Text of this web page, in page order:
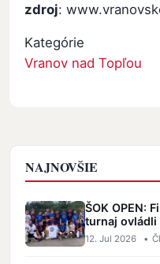
zdroj:
Kategórie
Vranov nad Topľou
NAJNOVŠIE
ŠOK OPEN:
turnaj ovládli
12. Jul 2026 •